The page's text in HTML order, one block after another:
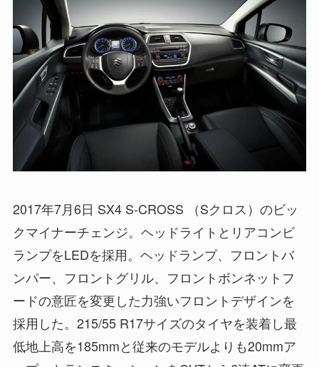
2017年7月6日 SX4 S-CROSS （Sクロス）のビッ
クマイナーチェンジ。ヘッドライトとリアコンビ
ランプをLEDを採用。ヘッドランプ、フロントバ
ンパー、フロントグリル、フロントボンネットフ
ードの意匠を変更した力強いフロントデザインを
採用した。215/55 R17サイズのタイヤを装着し最
低地上高を185mmと従来のモデルよりも20mmア